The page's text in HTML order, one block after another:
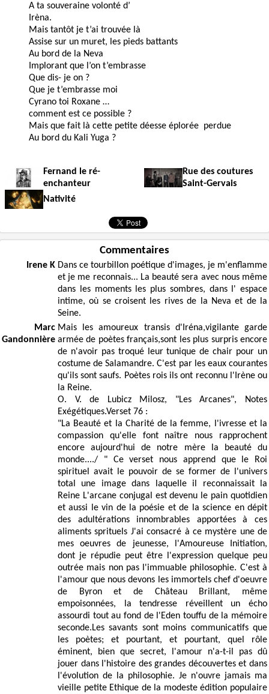
A ta souveraine volonté d’
Irèna.
Mais tantôt je t’ai trouvée là
Assise sur un muret, les pieds battants
Au bord de la Neva
Implorant que l’on t’embrasse
Que dis- je on ?
Que je t’embrasse moi
Cyrano toi Roxane …
comment est ce possible ?
Mais que fait là cette petite déesse éplorée perdue
Au bord du Kali Yuga ?
Fernand le ré-
enchanteur
Rue des coutures
Saint-Gervais
Nativité
Commentaires
Irene K Dans ce tourbillon poétique d'images, je m'enflamme
et je me reconnais... La beauté sera avec nous même
dans les moments les plus sombres, dans l' espace
intime, où se croisent les rives de la Neva et de la
Seine.
Marc
Gandonnière
Mais les amoureux transis d'Iréna,vigilante garde
armée de poètes français,sont les plus surpris encore
de n'avoir pas troqué leur tunique de chair pour un
costume de Salamandre. C'est par les eaux courantes
qu'ils sont saufs. Poètes rois ils ont reconnu l'Irène ou
la Reine.
O. V. de Lubicz Milosz, "Les Arcanes", Notes
Exégétiques.Verset 76 :
"La Beauté et la Charité de la femme, l'ivresse et la
compassion qu'elle font naître nous rapprochent
encore aujourd'hui de notre mère la beauté du
monde..../ " Ce verset nous apprend que le Roi
spirituel avait le pouvoir de se former de l'univers
total une image dans laquelle il reconnaissait la
Reine L'arcane conjugal est devenu le pain quotidien
et aussi le vin de la poésie et de la science en dépit
des adultérations innombrables apportées à ces
aliments sprituels J'ai consacré à ce mystère une de
mes oeuvres de jeunesse, l'Amoureuse Initiation,
dont je répudie peut être l'expression quelque peu
outrée mais non pas l'immuable philosophie. C'est à
l'amour que nous devons les immortels chef d'oeuvre
de Byron et de Château Brillant, même
empoisonnées, la tendresse réveillent un écho
assourdi tout au fond de l'Eden touffu de la mémoire
seconde.Les savants sont moins communicatifs que
les poètes; et pourtant, et pourtant, quel rôle
éminent, bien que secret, l'amour n'a-t-il pas dû
jouer dans l'histoire des grandes découvertes et dans
l'évolution de la philosophie. Je n'ouvre jamais ma
vieille petite Ethique de la modeste édition populaire